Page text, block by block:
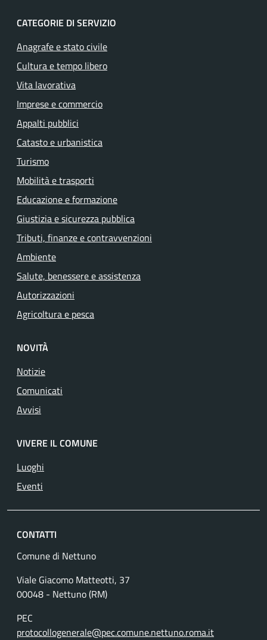
CATEGORIE DI SERVIZIO
Anagrafe e stato civile
Cultura e tempo libero
Vita lavorativa
Imprese e commercio
Appalti pubblici
Catasto e urbanistica
Turismo
Mobilità e trasporti
Educazione e formazione
Giustizia e sicurezza pubblica
Tributi, finanze e contravvenzioni
Ambiente
Salute, benessere e assistenza
Autorizzazioni
Agricoltura e pesca
NOVITÀ
Notizie
Comunicati
Avvisi
VIVERE IL COMUNE
Luoghi
Eventi
CONTATTI
Comune di Nettuno
Viale Giacomo Matteotti, 37
00048 - Nettuno (RM)
PEC
protocollogenerale@pec.comune.nettuno.roma.it